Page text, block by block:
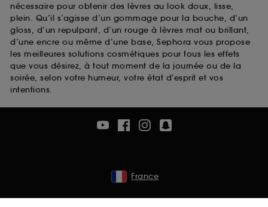
nécessaire pour obtenir des lèvres au look doux, lisse,
plein. Qu’il s’agisse d’un gommage pour la bouche, d’un
gloss, d’un repulpant, d’un rouge à lèvres mat ou brillant,
d’une encre ou même d’une base, Sephora vous propose
les meilleures solutions cosmétiques pour tous les effets
que vous désirez, à tout moment de la journée ou de la
soirée, selon votre humeur, votre état d’esprit et vos
intentions.
France